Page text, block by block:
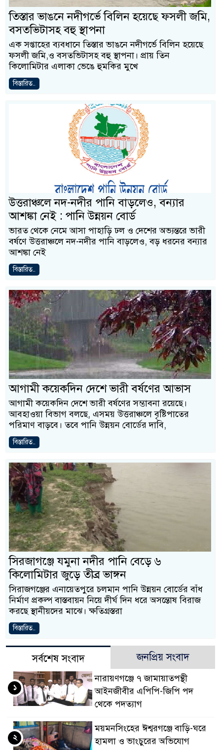
তিস্তার ভাঙনে নদীগর্ভে বিলিন হয়েছে ফসলী জমি,
বসতভিটাসহ বহু স্থাপনা
এক সপ্তাহের ব্যবধানে তিস্তার ভাঙনে নদীগর্ভে বিলিন হয়েছে
ফসলী জমি,ও বসতভিটাসহ বহু স্থাপনা। প্রায় তিন
কিলোমিটার এলাকা ভেঙে হুমকির মুখে
বিস্তারিত..
উত্তরাঞ্চলে নদ-নদীর পানি বাড়লেও, বন্যার
আশঙ্কা নেই : পানি উন্নয়ন বোর্ড
ভারত থেকে নেমে আসা পাহাড়ি ঢল ও দেশের অভ্যন্তরে ভারী
বর্ষণে উত্তরাঞ্চলে নদ-নদীর পানি বাড়লেও, বড় ধরনের বন্যার
আশঙ্কা নেই
বিস্তারিত..
আগামী কয়েকদিন দেশে ভারী বর্ষণের আভাস
আগামী কয়েকদিন দেশে ভারী বর্ষণের সম্ভাবনা রয়েছে।
আবহাওয়া বিভাগ বলছে, এসময় উত্তরাঞ্চলে বৃষ্টিপাতের
পরিমাণ বাড়বে। তবে পানি উন্নয়ন বোর্ডের দাবি,
বিস্তারিত..
সিরজাগঞ্জে যমুনা নদীর পানি বেড়ে ৬
কিলোমিটার জুড়ে তীব্র ভাঙ্গন
সিরাজগঞ্জের এনায়েতপুরে চলমান পানি উন্নয়ন বোর্ডের বাঁধ
নির্মাণ প্রকল্প বাস্তবায়ন নিয়ে দীর্ঘ দিন ধরে অসন্তোষ বিরাজ
করছে স্থানীয়দের মাঝে। ক্ষতিগ্রস্তরা
বিস্তারিত..
সর্বশেষ সংবাদ জনপ্রিয় সংবাদ
নারায়ণগঞ্জে ৭ জামায়াতপন্থী
আইনজীবীর এপিপি-জিপি পদ
থেকে পদত্যাগ
১
ময়মনসিংহের ঈশ্বরগঞ্জে বাড়ি-ঘরে
হামলা ও ভাংচুরের অভিযোগ
২